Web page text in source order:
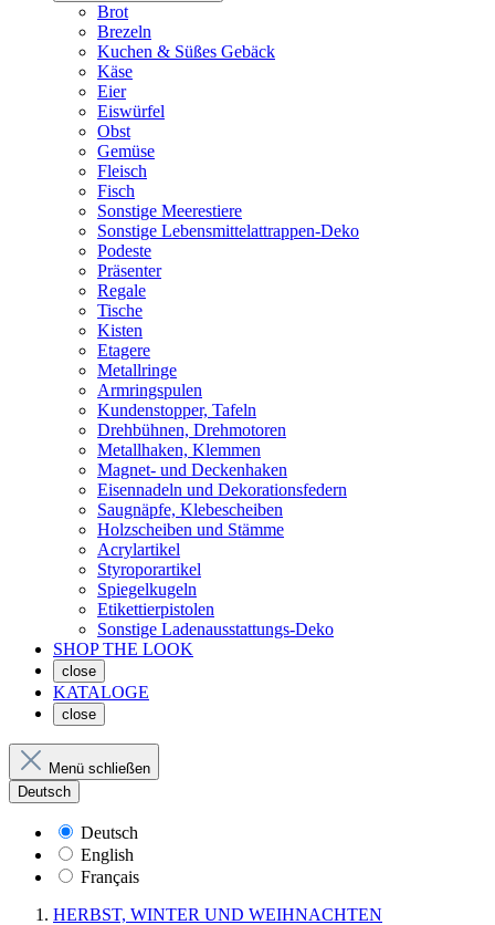
Brot
Brezeln
Kuchen & Süßes Gebäck
Käse
Eier
Eiswürfel
Obst
Gemüse
Fleisch
Fisch
Sonstige Meerestiere
Sonstige Lebensmittelattrappen-Deko
Podeste
Präsenter
Regale
Tische
Kisten
Etagere
Metallringe
Armringspulen
Kundenstopper, Tafeln
Drehbühnen, Drehmotoren
Metallhaken, Klemmen
Magnet- und Deckenhaken
Eisennadeln und Dekorationsfedern
Saugnäpfe, Klebescheiben
Holzscheiben und Stämme
Acrylartikel
Styroporartikel
Spiegelkugeln
Etikettierpistolen
Sonstige Ladenausstattungs-Deko
SHOP THE LOOK
close
KATALOGE
close
Menü schließen
Deutsch
Deutsch
English
Français
HERBST, WINTER UND WEIHNACHTEN